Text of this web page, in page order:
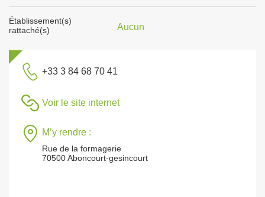
Établissement(s)
rattaché(s)
Aucun
+33 3 84 68 70 41
Voir le site internet
M’y rendre :
Rue de la formagerie
70500 Aboncourt-gesincourt